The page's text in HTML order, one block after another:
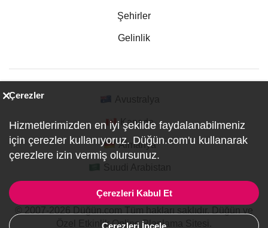
Şehirler
Gelinlik
Kanada
Almanya
Özel Etkinlik Online Planlama Sitesi.
Çerezler
Hizmetlerimizden en iyi şekilde faydalanabilmeniz
için çerezler kullanıyoruz. Düğün.com'u kullanarak
çerezlere izin vermiş olursunuz.
Çerezleri Kabul Et
Çerezleri İncele